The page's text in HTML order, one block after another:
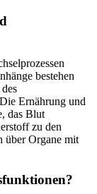
bestehen
Ernährung und
das Blut
zu den
über Organe mit